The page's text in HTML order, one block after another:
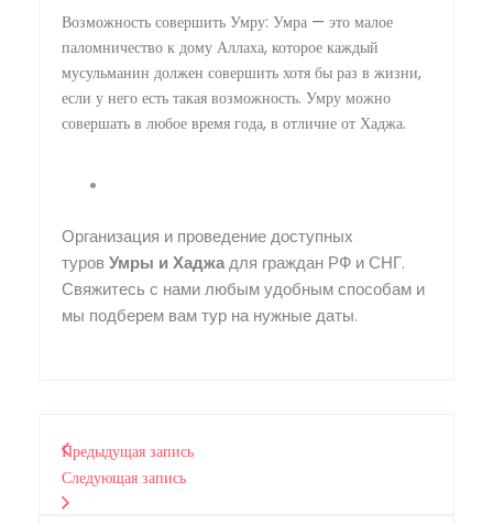
Возможность совершить Умру: Умра — это малое
паломничество к дому Аллаха, которое каждый
мусульманин должен совершить хотя бы раз в жизни,
если у него есть такая возможность. Умру можно
совершать в любое время года, в отличие от Хаджа.
Организация и проведение доступных
туров Умры и Хаджадля граждан РФ и СНГ.
Свяжитесь с нами любым удобным способам и
мы подберем вам тур на нужные даты.
Предыдущая запись
Следующая запись